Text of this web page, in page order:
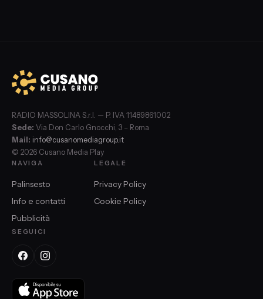
RADIO MASSOLINA S.r.l. — P. IVA 11489861002
Sede: Via Don Carlo Gnocchi, 3 – Roma
Mail: info@cusanomediagroup.it
© 2026 Cusano Media Play
NAVIGA
Palinsesto
Info e contatti
Pubblicità
LEGALE
Privacy Policy
Cookie Policy
SEGUICI